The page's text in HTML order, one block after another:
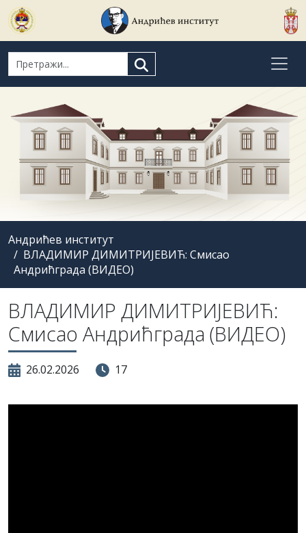
Search for:
Андрићев институт
ВЛАДИМИР ДИМИТРИЈЕВИЋ: Смисао
Андрићграда (ВИДЕО)
ВЛАДИМИР ДИМИТРИЈЕВИЋ:
Смисао Андрићграда (ВИДЕО)
26.02.2026 17